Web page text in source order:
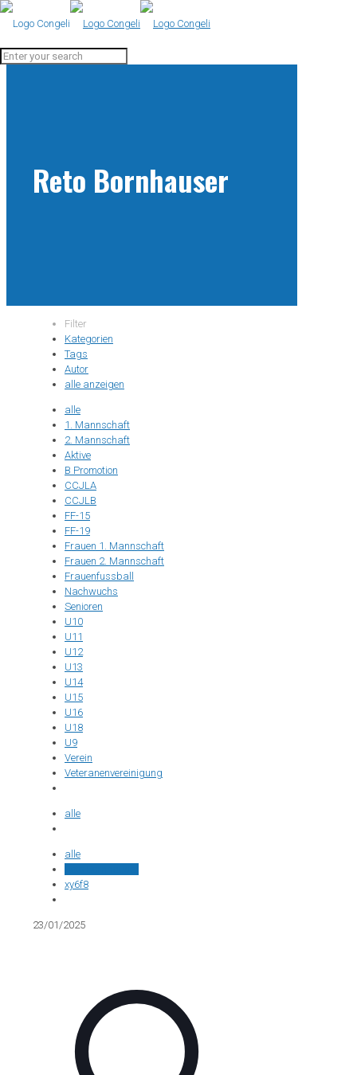
Reto Bornhauser
Filter
Kategorien
Tags
Autor
alle anzeigen
alle
1. Mannschaft
2. Mannschaft
Aktive
B Promotion
CCJLA
CCJLB
FF-15
FF-19
Frauen 1. Mannschaft
Frauen 2. Mannschaft
Frauenfussball
Nachwuchs
Senioren
U10
U11
U12
U13
U14
U15
U16
U18
U9
Verein
Veteranenvereinigung
alle
alle
xy6f8
23/01/2025